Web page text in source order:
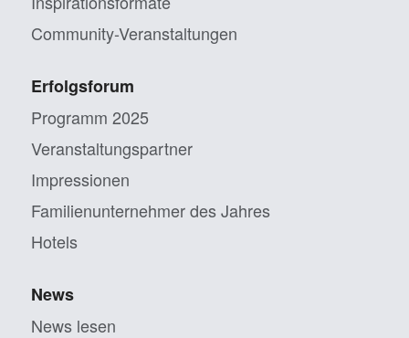
Community-Veranstaltungen
Erfolgsforum
Programm 2025
Veranstaltungs­partner
Impressionen
Familien­unternehmer des Jahres
Hotels
News
News lesen